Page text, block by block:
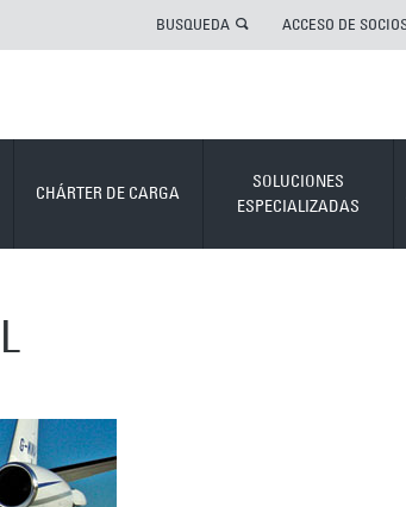
BUSQUEDA ACCESO DE
CHÁRTER DE CARGA
SOLUCIONES
ESPECIALIZADAS